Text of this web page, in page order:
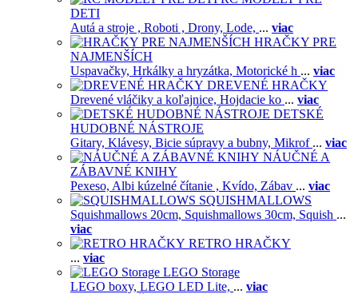
DETI
Autá a stroje , Roboti , Drony, Lode, ... viac
HRAČKY PRE
NAJMENŠÍCH
Uspavačky, Hrkálky a hryzátka, Motorické h ... viac
DREVENÉ HRAČKY
Drevené vláčiky a koľajnice, Hojdacie ko ... viac
DETSKÉ
HUDOBNÉ NÁSTROJE
Gitary, Klávesy, Bicie súpravy a bubny, Mikrof ... viac
NÁUČNÉ A
ZÁBAVNÉ KNIHY
Pexeso, Albi kúzelné čítanie , Kvído, Zábav ... viac
SQUISHMALLOWS
Squishmallows 20cm, Squishmallows 30cm, Squish ...
viac
RETRO HRAČKY
... viac
LEGO Storage
LEGO boxy, LEGO LED Lite, ... viac